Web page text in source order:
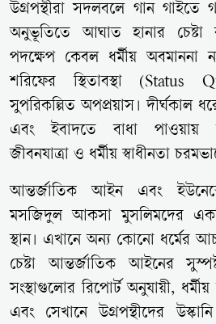
উগ্রপন্থীরা সদলবলে গান গাইতে
অনুভূতিতে আঘাত হানার চেষ্টা
পদক্ষেপ কেবল ধর্মীয় অবমাননা
শরিফের স্থিতাবস্থা (Status
সুপরিকল্পিত অপপ্রয়াস। দীর্ঘকাল
এবং ইবাদতে বাধা পাওয়ায়
জীবনযাত্রা ও ধর্মীয় স্বাধীনতা
আন্তর্জাতিক আইন এবং
মসজিদুল আকসা মুসলিমদের
স্থান। এখানে অন্য কোনো ধর্মের
চেষ্টা আন্তর্জাতিক আইনের
সংস্থাগুলোর রিপোর্ট অনুযায়ী,
এবং সেখানে উগ্রপন্থীদের